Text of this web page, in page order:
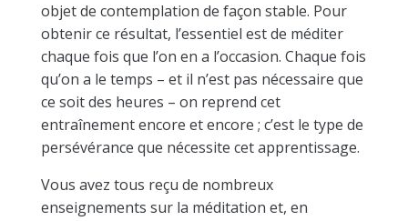
objet de contemplation de façon stable. Pour
obtenir ce résultat, l’essentiel est de méditer
chaque fois que l’on en a l’occasion. Chaque fois
qu’on a le temps – et il n’est pas nécessaire que
ce soit des heures – on reprend cet
entraînement encore et encore ; c’est le type de
persévérance que nécessite cet apprentissage.
Vous avez tous reçu de nombreux
enseignements sur la méditation et, en